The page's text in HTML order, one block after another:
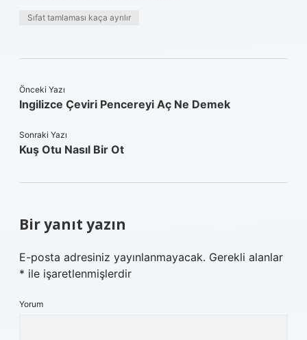
Sıfat tamlaması kaça ayrılır
Önceki Yazı
Ingilizce Çeviri Pencereyi Aç Ne Demek
Sonraki Yazı
Kuş Otu Nasıl Bir Ot
Bir yanıt yazın
E-posta adresiniz yayınlanmayacak. Gerekli alanlar
* ile işaretlenmişlerdir
Yorum